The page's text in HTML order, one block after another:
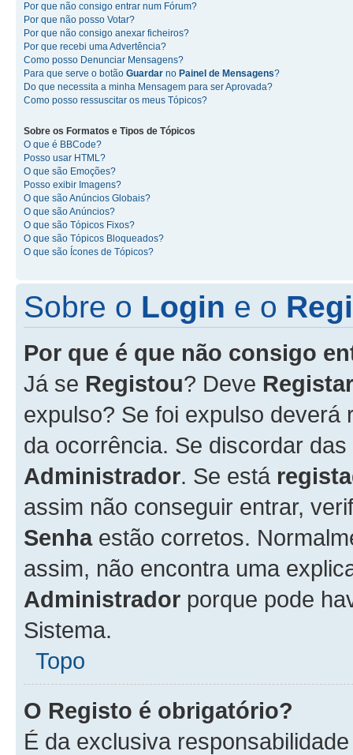
Por que não consigo entrar num Fórum?
Por que não posso Votar?
Por que não consigo anexar ficheiros?
Por que recebi uma Advertência?
Como posso Denunciar Mensagens?
Para que serve o botão Guardar no Painel de Mensagens?
Do que necessita a minha Mensagem para ser Aprovada?
Como posso ressuscitar os meus Tópicos?
Sobre os Formatos e Tipos de Tópicos
O que é BBCode?
Posso usar HTML?
O que são Emoções?
Posso exibir Imagens?
O que são Anúncios Globais?
O que são Anúncios?
O que são Tópicos Fixos?
O que são Tópicos Bloqueados?
O que são Ícones de Tópicos?
Sobre o Login e o
Por que é que não consigo
Já se Registou? Deve
expulso? Se foi expulso
da ocorrência. Se discordar
Administrador. Se está
assim não conseguir entrar,
Senhaestão corretos.
assim, não encontra uma
Administrador porque pode
Sistema.
Topo
O Registo é obrigatório?
É da exclusiva